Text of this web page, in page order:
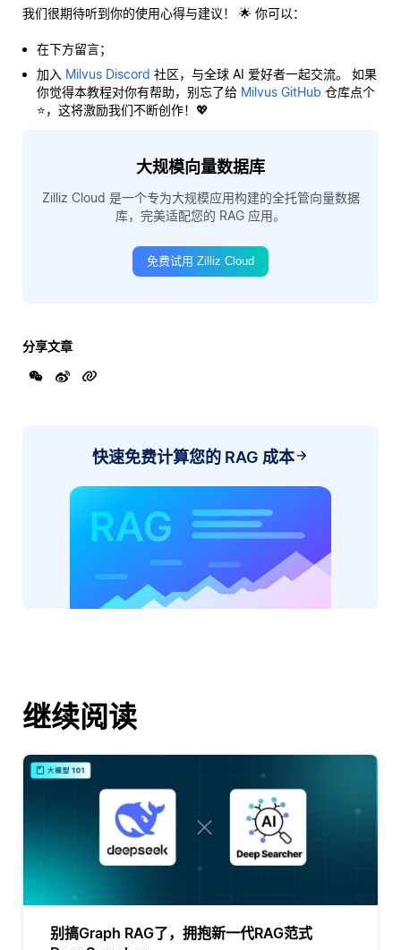
我们很期待听到你的使用心得与建议！ 🌟 你可以：
在下方留言；
加入 Milvus Discord 社区，与全球 AI 爱好者一起交流。 如果
你觉得本教程对你有帮助，别忘了给 Milvus GitHub 仓库点个
⭐，这将激励我们不断创作！💖
大规模向量数据库
Zilliz Cloud 是一个专为大规模应用构建的全托管向量数据
库，完美适配您的 RAG 应用。
免费试用 Zilliz Cloud
分享文章
快速免费计算您的 RAG 成本
继续阅读
别搞Graph RAG了，拥抱新一代RAG范式